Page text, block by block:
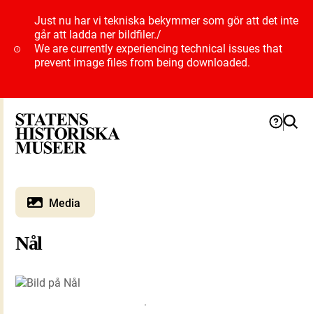
Just nu har vi tekniska bekymmer som gör att det inte
går att ladda ner bildfiler./
We are currently experiencing technical issues that
prevent image files from being downloaded.
Media
Nål